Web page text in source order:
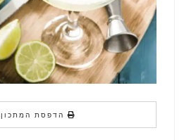
הדפסת המתכון